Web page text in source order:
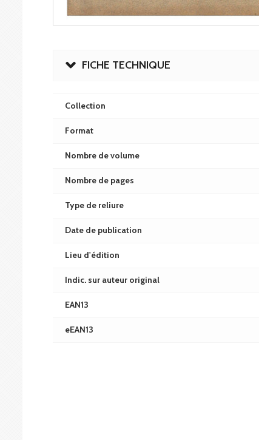
FICHE TECHNIQUE
Collection
Format
Nombre de volume
Nombre de pages
Type de reliure
Date de publication
Lieu d'édition
Indic. sur auteur original
EAN13
eEAN13